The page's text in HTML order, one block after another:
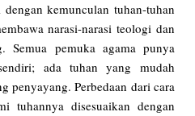
kemunculan tuhan-tuhan
narasi-narasi teologi dan
Semua pemuka agama punya
ada tuhan yang mudah
penyayang. Perbedaan dari cara
tuhannya disesuaikan dengan